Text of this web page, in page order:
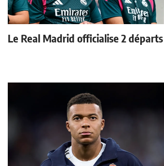
Le Real Madrid officialise 2 départs